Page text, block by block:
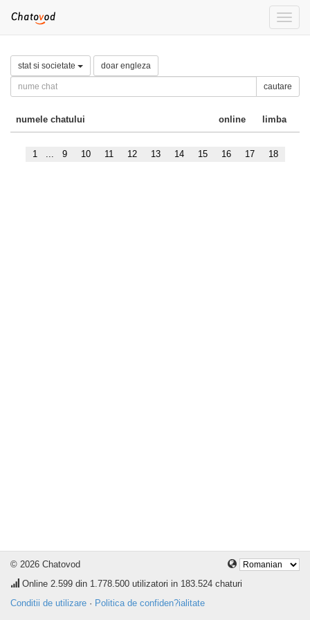
Toggle
stat si societate doar engleza
cautare
numele chatului online limba
1 ... 9 10 11 12 13 14 15 16 17 18
© 2026 Chatovod
Online 2.599 din 1.778.500 utilizatori in 183.524 chaturi
Conditii de utilizare · Politica de confiden?ialitate